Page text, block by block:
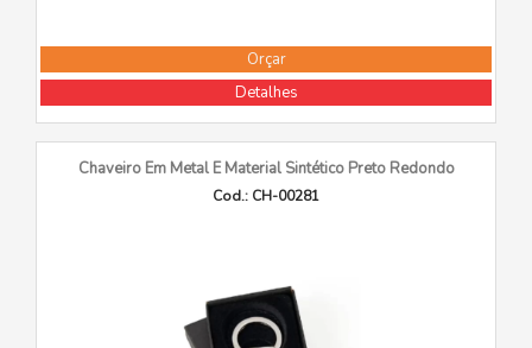
Orçar
Detalhes
Chaveiro Em Metal E Material Sintético Preto Redondo
Cod.: CH-00281